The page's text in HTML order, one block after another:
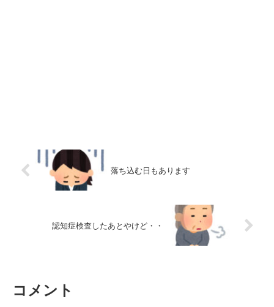
落ち込む日もあります
認知症検査したあとやけど・・
コメント